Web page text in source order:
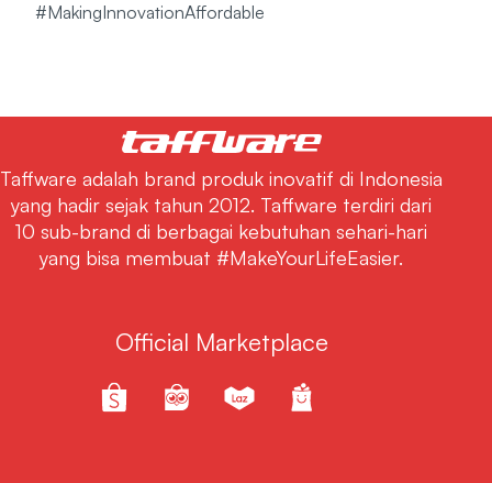
#MakingInnovationAffordable
Taffware adalah brand produk inovatif di Indonesia
yang hadir sejak tahun 2012. Taffware terdiri dari
10 sub-brand di berbagai kebutuhan sehari-hari
yang bisa membuat #MakeYourLifeEasier.
Official Marketplace